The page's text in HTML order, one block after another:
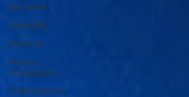
Ver todos
Invenções
Restauro
Marcas
Portuguesas
Coleccionismo